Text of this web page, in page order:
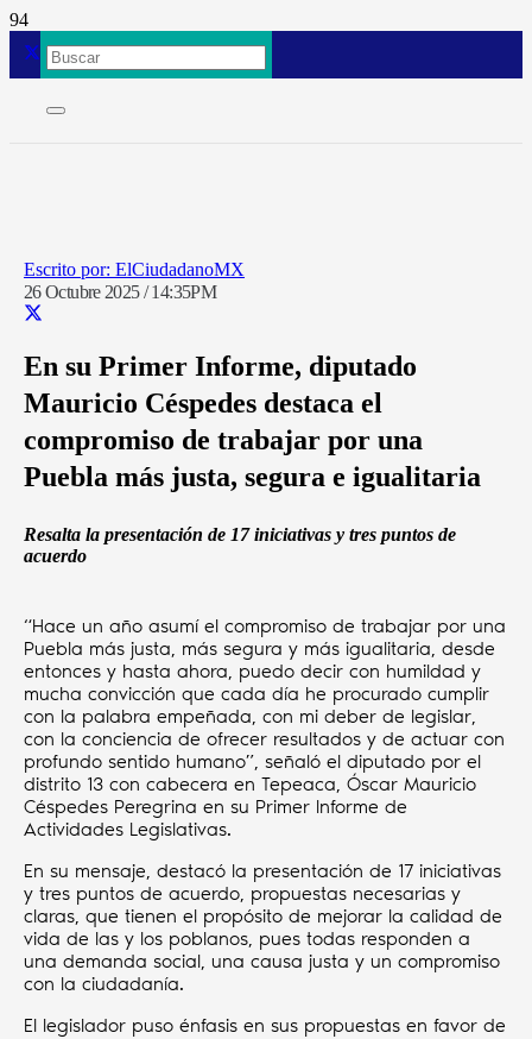
ElCiudadanoMX
26 Octubre 2025 / 14:35PM
En su Primer Informe, diputado
Mauricio Céspedes destaca el
compromiso de trabajar por una
Puebla más justa, segura e igualitaria
Resalta la presentación de 17 iniciativas y tres puntos de
acuerdo
“Hace un año asumí el compromiso de trabajar por una
Puebla más justa, más segura y más igualitaria, desde
entonces y hasta ahora, puedo decir con humildad y
mucha convicción que cada día he procurado cumplir
con la palabra empeñada, con mi deber de legislar,
con la conciencia de ofrecer resultados y de actuar con
profundo sentido humano”, señaló el diputado por el
distrito 13 con cabecera en Tepeaca, Óscar Mauricio
Céspedes Peregrina en su Primer Informe de
Actividades Legislativas.
En su mensaje, destacó la presentación de 17 iniciativas
y tres puntos de acuerdo, propuestas necesarias y
claras, que tienen el propósito de mejorar la calidad de
vida de las y los poblanos, pues todas responden a
una demanda social, una causa justa y un compromiso
con la ciudadanía.
El legislador puso énfasis en sus propuestas en favor de